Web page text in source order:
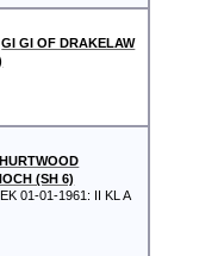
GI GI OF DRAKELAW
HURTWOOD
(SH 6)
EK 01-01-1961: II KL A